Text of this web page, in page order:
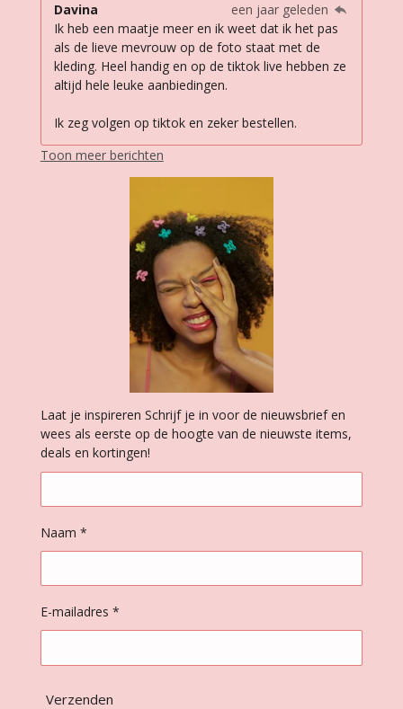
Davina
een jaar geleden
Ik heb een maatje meer en ik weet dat ik het pas
als de lieve mevrouw op de foto staat met de
kleding. Heel handig en op de tiktok live hebben ze
altijd hele leuke aanbiedingen.
Ik zeg volgen op tiktok en zeker bestellen.
Toon meer berichten
Laat je inspireren Schrijf je in voor de nieuwsbrief en
wees als eerste op de hoogte van de nieuwste items,
deals en kortingen!
Naam *
E-mailadres *
Verzenden